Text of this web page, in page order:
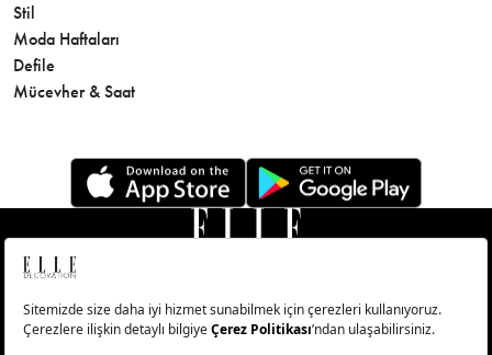
Stil
Moda Haftaları
Defile
Mücevher & Saat